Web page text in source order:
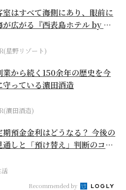
室はすべて海側にあり、眼前に
が広がる『西表島ホテル by 星
星野リゾート)
業から続く150余年の歴史を今
守っている濵田酒造
濵田酒造)
期預金金利はどうなる？ 今後の
通しと「預け替え」判断のコツ
活
Recommended by